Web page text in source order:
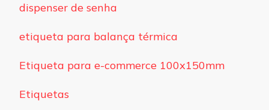
dispenser de senha
etiqueta para balança térmica
Etiqueta para e-commerce 100x150mm
Etiquetas